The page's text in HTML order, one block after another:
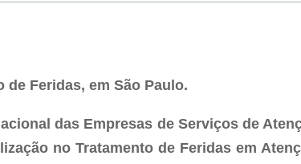
Feridas, em São Paulo.
das Empresas de Serviços de
no Tratamento de Feridas em